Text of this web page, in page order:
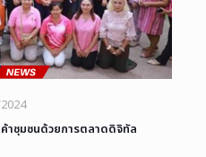
าชุมชนด้วยการตลาดดิจิทัล